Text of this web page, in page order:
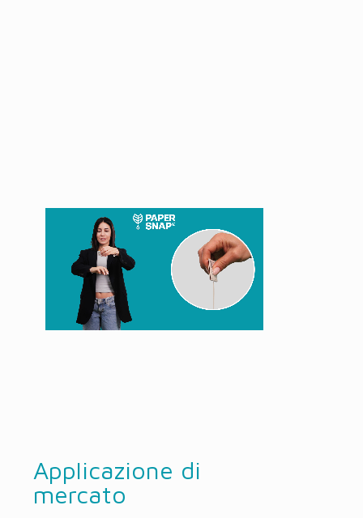
Applicazione di
mercato